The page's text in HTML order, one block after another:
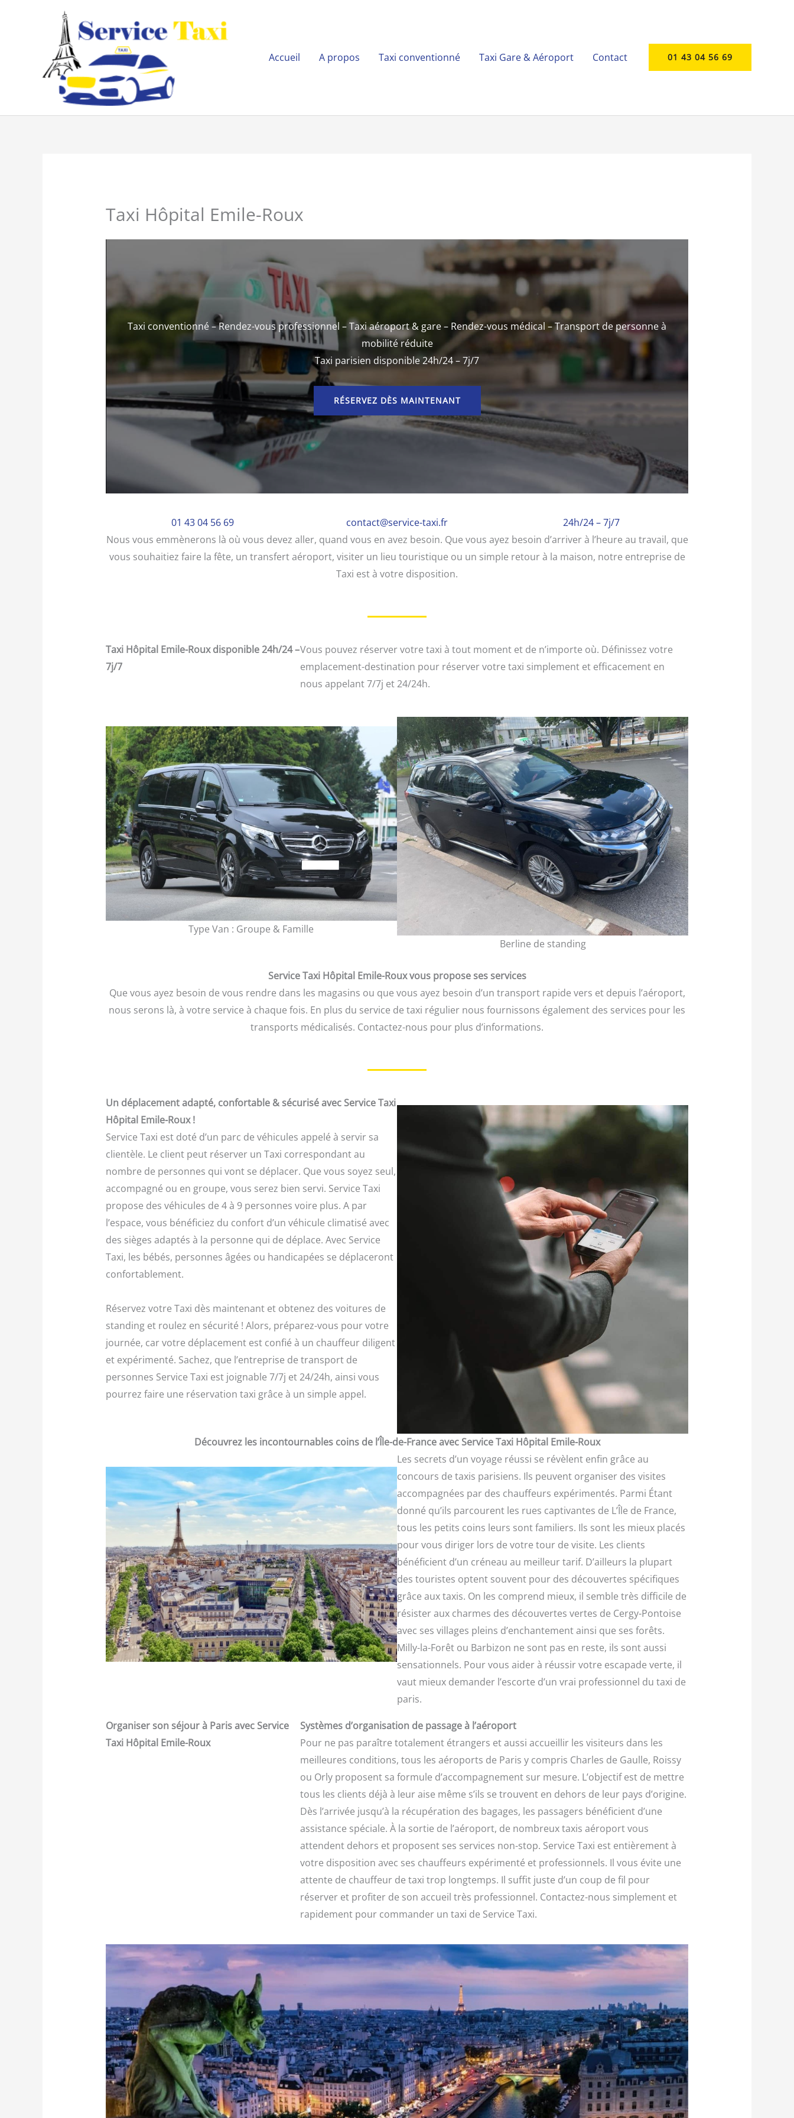
Accueil
A propos Taxi conventionné Taxi Gare & Aéroport Contact 01 43 04 56 69
Taxi Hôpital Emile-Roux
Taxi conventionné – Rendez-vous professionnel – Taxi aéroport & gare – Rendez-vous médical – Transport de personne à
mobilité réduite
Taxi parisien disponible 24h/24 – 7j/7
RÉSERVEZ DÈS MAINTENANT
01 43 04 56 69 contact@service-taxi.fr
24h/24 – 7j/7
Nous vous emmènerons là où vous devez aller, quand vous en avez besoin. Que vous ayez besoin d’arriver à l’heure au travail, que
vous souhaitiez faire la fête, un transfert aéroport, visiter un lieu touristique ou un simple retour à la maison, notre entreprise de
Taxi est à votre disposition.
Taxi Hôpital Emile-Roux disponible 24h/24 –
7j/7
Vous pouvez réserver votre taxi à tout moment et de n’importe où. Définissez votre
emplacement-destination pour réserver votre taxi simplement et efficacement en
nous appelant 7/7j et 24/24h.
Type Van : Groupe & Famille
Berline de standing
Service Taxi Hôpital Emile-Roux vous propose ses services
Que vous ayez besoin de vous rendre dans les magasins ou que vous ayez besoin d’un transport rapide vers et depuis l’aéroport,
nous serons là, à votre service à chaque fois. En plus du service de taxi régulier nous fournissons également des services pour les
transports médicalisés. Contactez-nous pour plus d’informations.
Un déplacement adapté, confortable & sécurisé avec Service Taxi
Hôpital Emile-Roux !
Service Taxi est doté d’un parc de véhicules appelé à servir sa
clientèle. Le client peut réserver un Taxi correspondant au
nombre de personnes qui vont se déplacer. Que vous soyez seul,
accompagné ou en groupe, vous serez bien servi. Service Taxi
propose des véhicules de 4 à 9 personnes voire plus. A par
l’espace, vous bénéficiez du confort d’un véhicule climatisé avec
des sièges adaptés à la personne qui de déplace. Avec Service
Taxi, les bébés, personnes âgées ou handicapées se déplaceront
confortablement.
Réservez votre Taxi dès maintenant et obtenez des voitures de
standing et roulez en sécurité ! Alors, préparez-vous pour votre
journée, car votre déplacement est confié à un chauffeur diligent
et expérimenté. Sachez, que l’entreprise de transport de
personnes Service Taxi est joignable 7/7j et 24/24h, ainsi vous
pourrez faire une réservation taxi grâce à un simple appel.
Découvrez les incontournables coins de l’Île-de-France avec Service Taxi Hôpital Emile-Roux
Les secrets d’un voyage réussi se révèlent enfin grâce au
concours de taxis parisiens. Ils peuvent organiser des visites
accompagnées par des chauffeurs expérimentés. Parmi Étant
donné qu’ils parcourent les rues captivantes de L’Île de France,
tous les petits coins leurs sont familiers. Ils sont les mieux placés
pour vous diriger lors de votre tour de visite. Les clients
bénéficient d’un créneau au meilleur tarif. D’ailleurs la plupart
des touristes optent souvent pour des découvertes spécifiques
grâce aux taxis. On les comprend mieux, il semble très difficile de
résister aux charmes des découvertes vertes de Cergy-Pontoise
avec ses villages pleins d’enchantement ainsi que ses forêts.
Milly-la-Forêt ou Barbizon ne sont pas en reste, ils sont aussi
sensationnels. Pour vous aider à réussir votre escapade verte, il
vaut mieux demander l’escorte d’un vrai professionnel du taxi de
paris.
Organiser son séjour à Paris avec Service
Taxi Hôpital Emile-Roux
Systèmes d’organisation de passage à l’aéroport
Pour ne pas paraître totalement étrangers et aussi accueillir les visiteurs dans les
meilleures conditions, tous les aéroports de Paris y compris Charles de Gaulle, Roissy
ou Orly proposent sa formule d’accompagnement sur mesure. L’objectif est de mettre
tous les clients déjà à leur aise même s’ils se trouvent en dehors de leur pays d’origine.
Dès l’arrivée jusqu’à la récupération des bagages, les passagers bénéficient d’une
assistance spéciale. À la sortie de l’aéroport, de nombreux taxis aéroport vous
attendent dehors et proposent ses services non-stop. Service Taxi est entièrement à
votre disposition avec ses chauffeurs expérimenté et professionnels. Il vous évite une
attente de chauffeur de taxi trop longtemps. Il suffit juste d’un coup de fil pour
réserver et profiter de son accueil très professionnel. Contactez-nous simplement et
rapidement pour commander un taxi de Service Taxi.